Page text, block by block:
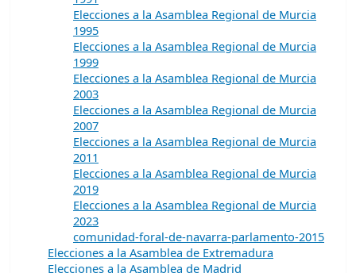
Elecciones a la Asamblea Regional de Murcia
1995
Elecciones a la Asamblea Regional de Murcia
1999
Elecciones a la Asamblea Regional de Murcia
2003
Elecciones a la Asamblea Regional de Murcia
2007
Elecciones a la Asamblea Regional de Murcia
2011
Elecciones a la Asamblea Regional de Murcia
2019
Elecciones a la Asamblea Regional de Murcia
2023
comunidad-foral-de-navarra-parlamento-2015
Elecciones a la Asamblea de Extremadura
Elecciones a la Asamblea de Madrid